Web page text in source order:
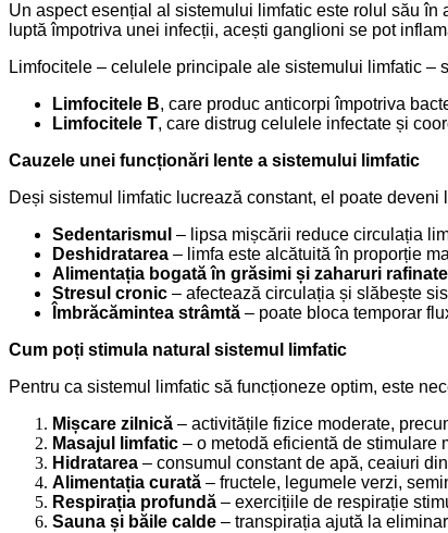
Un aspect esențial al sistemului limfatic este rolul său
luptă împotriva unei infecții, acești ganglioni se pot
Limfocitele – celulele principale ale sistemului limfatic –
Limfocitele B, care produc anticorpi împotriva
Limfocitele T, care distrug celulele infectate și
Cauzele unei funcționări lente a sistemului limfatic
Deși sistemul limfatic lucrează constant, el poate
Sedentarismul – lipsa mișcării reduce circulația
Deshidratarea – limfa este alcătuită în proporție
Alimentația bogată în grăsimi și zaharuri rafinate
Stresul cronic – afectează circulația și slăbește
Îmbrăcămintea strâmtă – poate bloca temporar
Cum poți stimula natural sistemul limfatic
Pentru ca sistemul limfatic să funcționeze optim, este
Mișcare zilnică – activitățile fizice moderate,
Masajul limfatic – o metodă eficientă de stimulare
Hidratarea – consumul constant de apă, ceaiuri
Alimentația curată – fructele, legumele verzi,
Respirația profundă – exercițiile de respirație
Sauna și băile calde – transpirația ajută la